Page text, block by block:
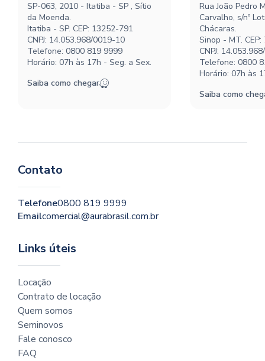
SP-063, 2010 - Itatiba - SP , Sítio
da Moenda.
Itatiba - SP. CEP: 13252-791
CNPJ: 14.053.968/0019-10
Telefone: 0800 819 9999
Horário: 07h às 17h - Seg. a Sex.
Saiba como chegar
Rua João Pedro
Carvalho, s/nº
Chácaras.
Sinop - MT.
CNPJ:
Telefone: 0800
Horário: 07h às
Saiba como
Contato
Telefone0800 819 9999
Emailcomercial@aurabrasil.com.br
Links úteis
Locação
Contrato de locação
Quem somos
Seminovos
Fale conosco
FAQ